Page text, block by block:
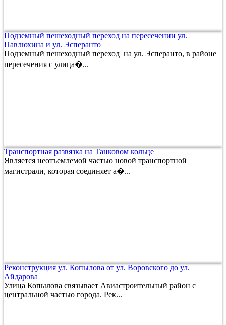
Подземный пешеходный переход на пересечении ул.
Павлюхина и ул. Эсперанто
Подземный пешеходный переход на ул. Эсперанто, в районе
пересечения с улица�...
Транспортная развязка на Танковом кольце
Является неотъемлемой частью новой транспортной
магистрали, которая соединяет а�...
Реконструкция ул. Копылова от ул. Воровского до ул.
Айдарова
Улица Копылова связывает Авиастроительный район с
центральной частью города. Рек...